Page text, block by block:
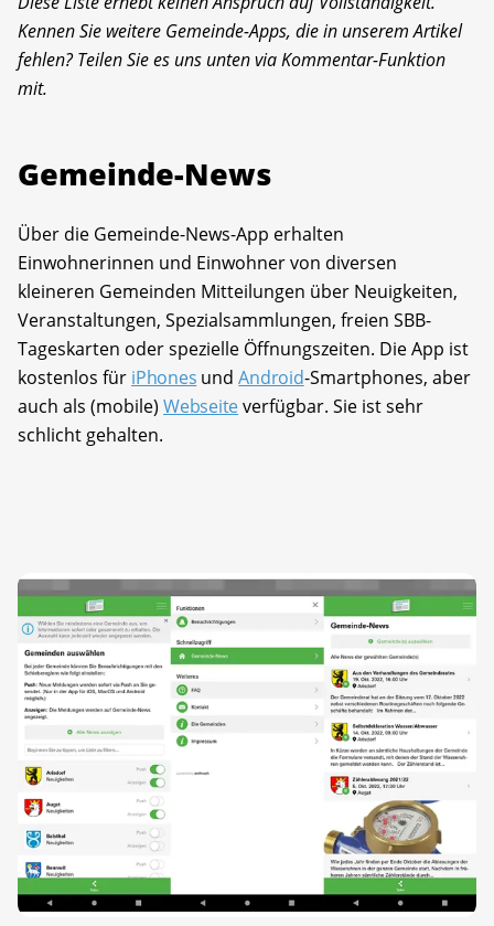
Kennen Sie weitere Gemeinde-Apps, die in unserem Artikel
fehlen? Teilen Sie es uns unten via Kommentar-Funktion
mit.
Gemeinde-News
Über die Gemeinde-News-App erhalten
Einwohnerinnen und Einwohner von diversen
kleineren Gemeinden Mitteilungen über Neuigkeiten,
Veranstaltungen, Spezialsammlungen, freien SBB-
Tageskarten oder spezielle Öffnungszeiten. Die App ist
kostenlos für iPhones undAndroid-Smartphones, aber
auch als (mobile) Webseiteverfügbar. Sie ist sehr
schlicht gehalten.